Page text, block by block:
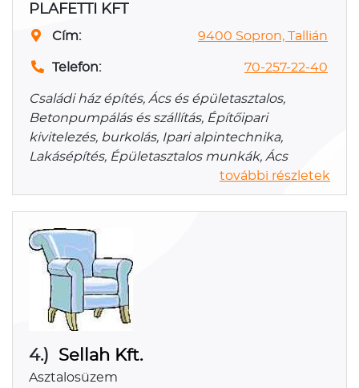
PLAFETTI KFT
Cím: 9400 Sopron, Tallián
Telefon: 70-257-22-40
Családi ház építés, Ács és épületasztalos,
Betonpumpálás és szállítás, Építőipari
kivitelezés, burkolás, Ipari alpintechnika,
Lakásépítés, Épületasztalos munkák, Ács
további részletek
4.) Sellah Kft.
Asztalosüzem